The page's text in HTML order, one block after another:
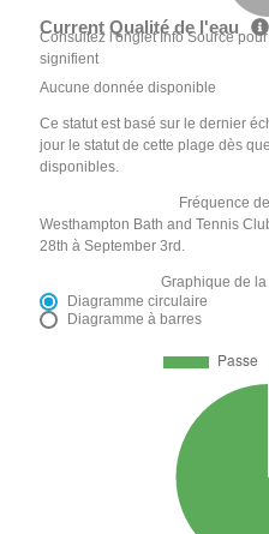
Current Qualité de l'eau
Consultez l'onglet Info Source
signifient
Aucune donnée disponible
Ce statut est basé sur le dernier
jour le statut de cette plage dès
disponibles.
Fréquence
Westhampton Bath and Tennis
28th à September 3rd.
Graphique de
Diagramme circulaire
Diagramme à barres